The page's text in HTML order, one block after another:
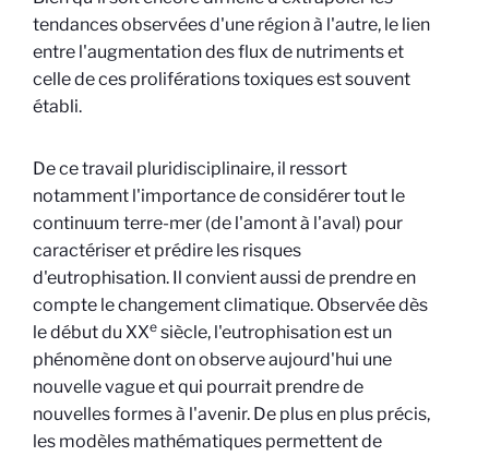
tendances observées d'une région à l'autre, le lien
entre l'augmentation des flux de nutriments et
celle de ces proliférations toxiques est souvent
établi.
De ce travail pluridisciplinaire, il ressort
notamment l'importance de considérer tout le
continuum terre-mer (de l'amont à l'aval) pour
caractériser et prédire les risques
d'eutrophisation. Il convient aussi de prendre en
compte le changement climatique. Observée dès
le début du XXe siècle, l'eutrophisation est un
phénomène dont on observe aujourd'hui une
nouvelle vague et qui pourrait prendre de
nouvelles formes à l'avenir. De plus en plus précis,
les modèles mathématiques permettent de